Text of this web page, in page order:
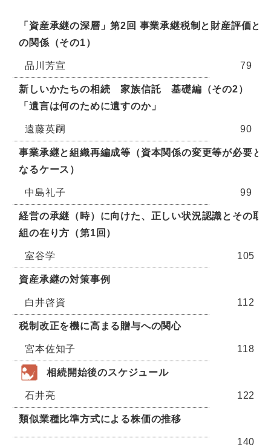
「資産承継の深層」第2回 事業承継税制と財産評価と
の関係（その1）
品川芳宣 79
新しいかたちの相続 家族信託 基礎編（その2）
「遺言は何のために遺すのか」
遠藤英嗣 90
事業承継と組織再編成等（資本関係の変更等が必要と
なるケース）
中島礼子 99
経営の承継（時）に向けた、正しい状況認識とその取
組の在り方（第1回）
室谷学 105
資産承継の対策事例
白井啓資 112
税制改正を機に高まる贈与への関心
宮本佐知子 118
相続開始後のスケジュール
石井亮 122
類似業種比準方式による株価の推移
140